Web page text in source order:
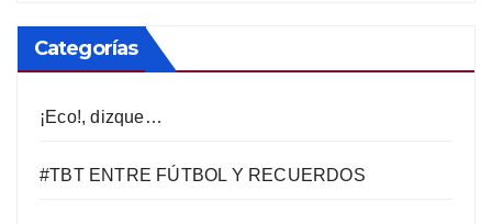
Categorías
¡Eco!, dizque…
#TBT ENTRE FÚTBOL Y RECUERDOS